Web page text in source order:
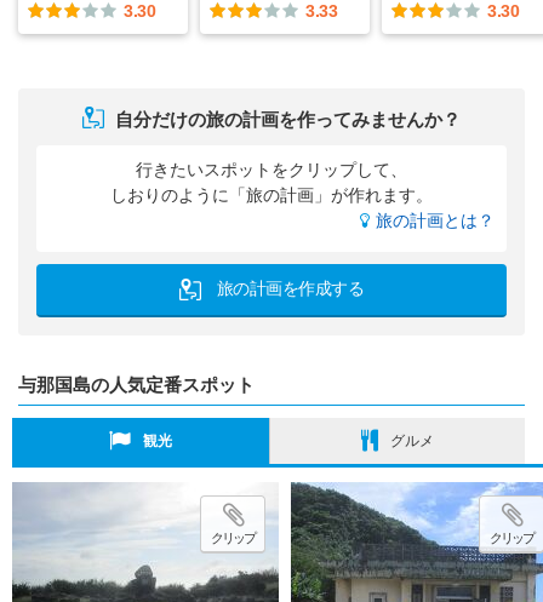
3.30 3.33 3.30
自分だけの旅の計画を作ってみませんか？
行きたいスポットをクリップして、
しおりのように「旅の計画」が作れます。
旅の計画とは？
旅の計画を作成する
与那国島の人気定番スポット
観光 グルメ
クリップ クリップ